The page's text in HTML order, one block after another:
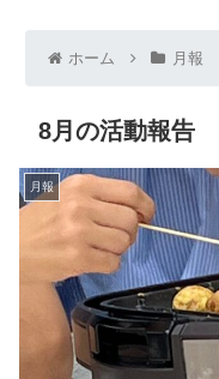
ホーム 月報
8月の活動報告
月報